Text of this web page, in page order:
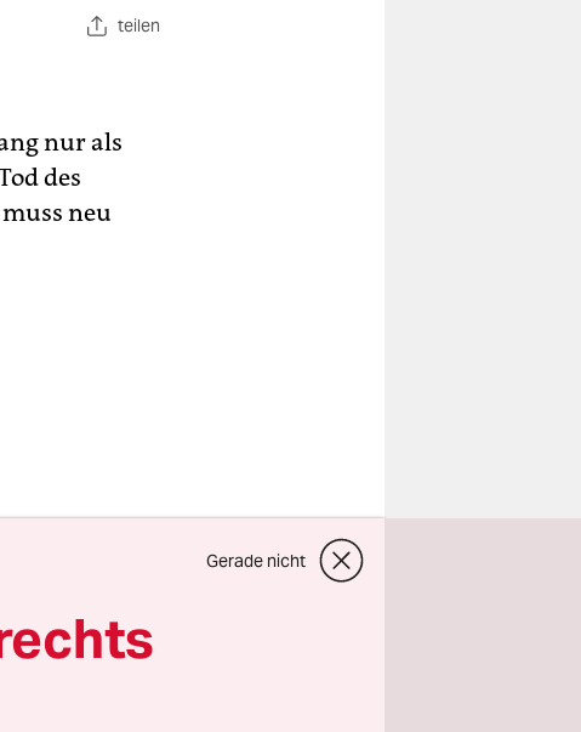
teilen
nur als
des
neu
Gerade nicht